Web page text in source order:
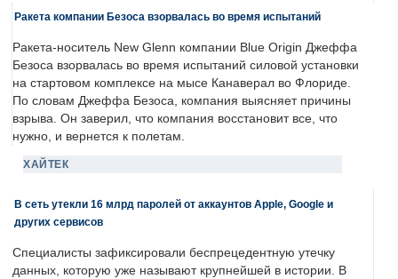
Ракета компании Безоса взорвалась во время испытаний
Ракета-носитель New Glenn компании Blue Origin Джеффа
Безоса взорвалась во время испытаний силовой установки
на стартовом комплексе на мысе Канаверал во Флориде.
По словам Джеффа Безоса, компания выясняет причины
взрыва. Он заверил, что компания восстановит все, что
нужно, и вернется к полетам.
ХАЙТЕК
В сеть утекли 16 млрд паролей от аккаунтов Apple, Google и
других сервисов
Специалисты зафиксировали беспрецедентную утечку
данных, которую уже называют крупнейшей в истории. В